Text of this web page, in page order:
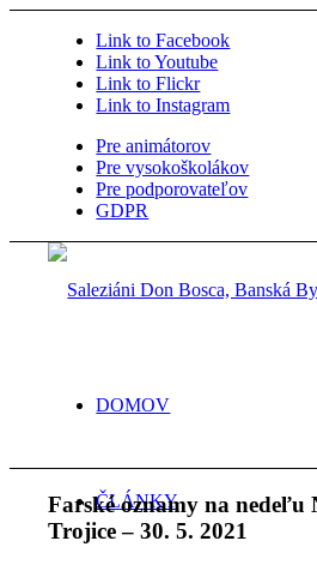
Link to Facebook
Link to Youtube
Link to Flickr
Link to Instagram
Pre animátorov
Pre vysokoškolákov
Pre podporovateľov
GDPR
DOMOV
ČLÁNKY
Farské oznamy na nedeľu
Trojice – 30. 5. 2021